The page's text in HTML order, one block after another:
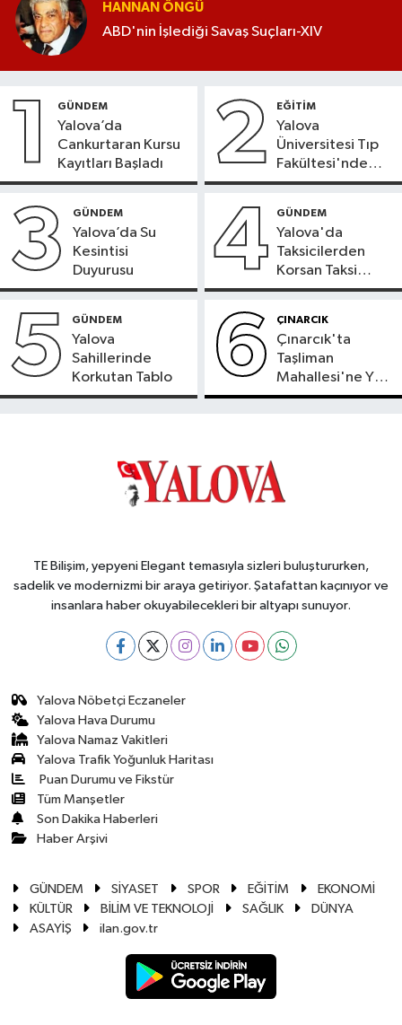
HANNAN ÖNGÜ
ABD'nin İşlediği Savaş Suçları-XIV
1 GÜNDEM
Yalova’da
Cankurtaran Kursu
Kayıtları Başladı
2 EĞİTİM
Yalova
Üniversitesi Tıp
Fakültesi'nde
Yeni Dönem
3 GÜNDEM
Yalova’da Su
Kesintisi
Duyurusu
4 GÜNDEM
Yalova'da
Taksicilerden
Korsan Taksi
Tepkisi
5 GÜNDEM
Yalova
Sahillerinde
Korkutan Tablo
6 ÇINARCIK
Çınarcık'ta
Taşliman
Mahallesi'ne Yeni
Ortak ATM
TE Bilişim, yepyeni Elegant temasıyla sizleri buluştururken,
sadelik ve modernizmi bir araya getiriyor. Şatafattan kaçınıyor ve
insanlara haber okuyabilecekleri bir altyapı sunuyor.
Yalova Nöbetçi Eczaneler
Yalova Hava Durumu
Yalova Namaz Vakitleri
Yalova Trafik Yoğunluk Haritası
Puan Durumu ve Fikstür
Tüm Manşetler
Son Dakika Haberleri
Haber Arşivi
GÜNDEM SİYASET SPOR EĞİTİM
EKONOMİ
KÜLTÜR
BİLİM VE TEKNOLOJİ SAĞLIK
DÜNYA
ASAYİŞ
ilan.gov.tr